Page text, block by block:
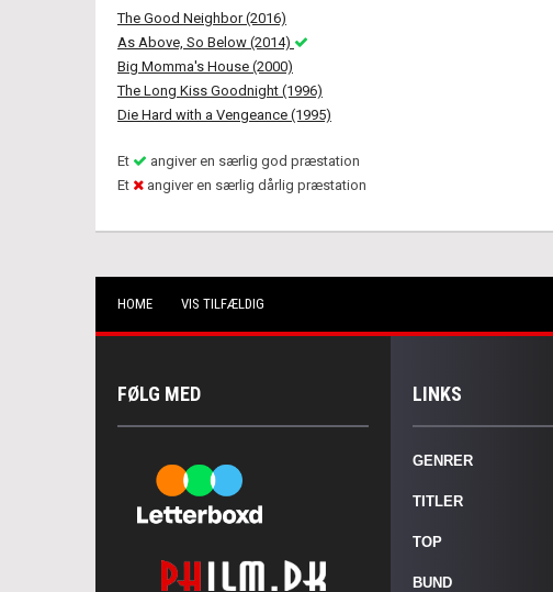
The Good Neighbor (2016)
As Above, So Below (2014)
Big Momma's House (2000)
The Long Kiss Goodnight (1996)
Die Hard with a Vengeance (1995)
Et
angiver en særlig god præstation
Et
angiver en særlig dårlig præstation
HOME VIS TILFÆLDIG
FØLG MED LINKS
GENRER
TITLER
TOP
BUND